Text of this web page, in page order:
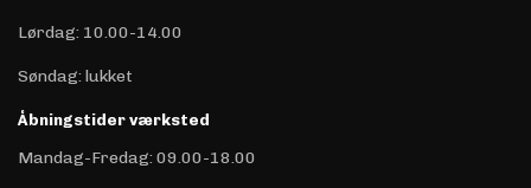
Lørdag: 10.00-14.00
Søndag: lukket
Åbningstider værksted
Mandag-Fredag: 09.00-18.00